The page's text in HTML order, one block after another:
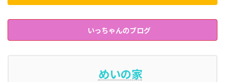
いっちゃんのブログ
めいの家